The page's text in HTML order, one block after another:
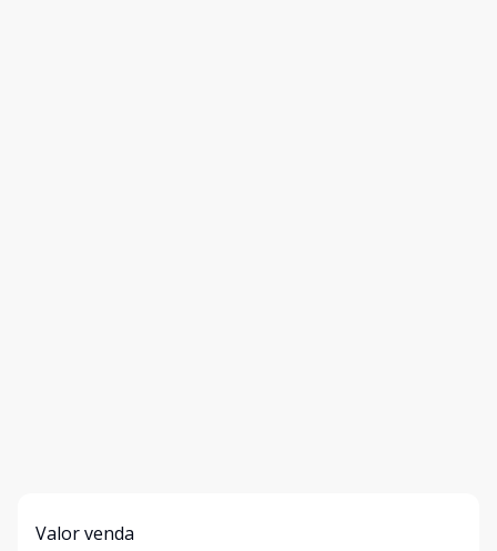
Valor venda